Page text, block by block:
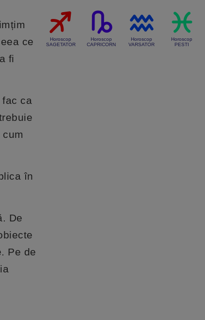
ce
fi
ca
în
De
Pe de
Horoscop
SAGETATOR
Horoscop
CAPRICORN
Horoscop
VARSATOR
Horoscop
PESTI